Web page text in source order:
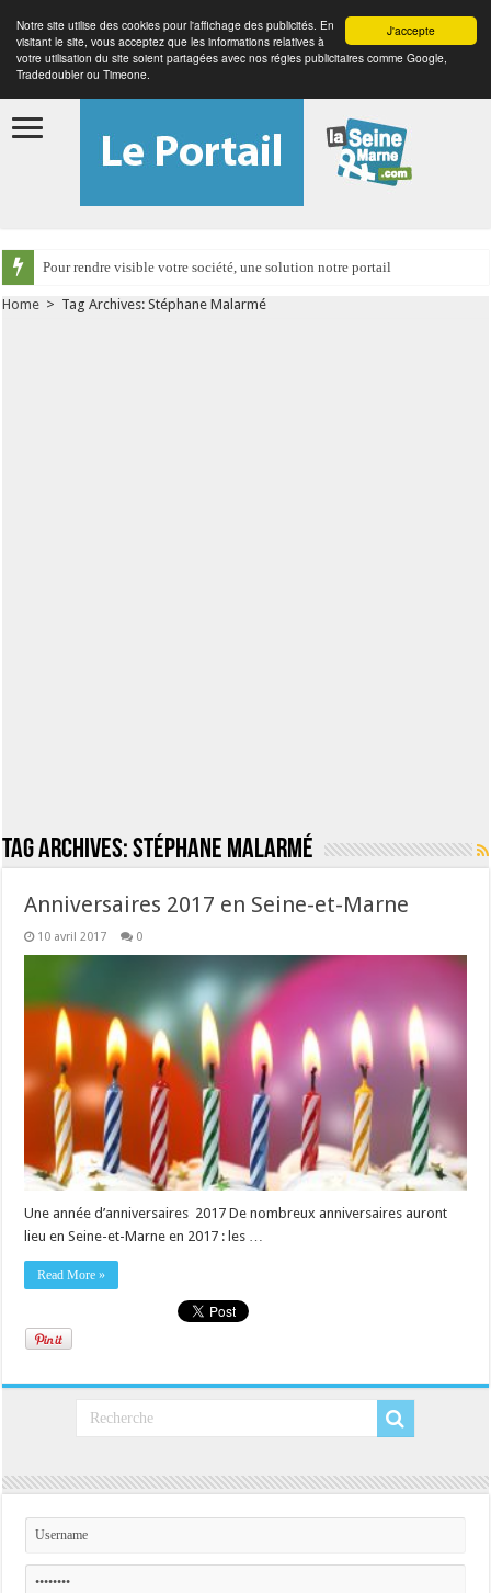
J'accepte
Notre site utilise des cookies pour l'affichage des publicités. En
visitant le site, vous acceptez que les informations relatives à
votre utilisation du site soient partagées avec nos régies publicitaires comme Google,
Tradedoubler ou Timeone.
Pour rendre visible votre société, une solution notre portail
Home > Tag Archives: Stéphane Malarmé
Tag Archives:Stéphane Malarmé
Anniversaires 2017 en Seine-et-Marne
10 avril 2017 0
Une année d’anniversaires 2017 De nombreux anniversaires auront
lieu en Seine-et-Marne en 2017 : les …
Read More »